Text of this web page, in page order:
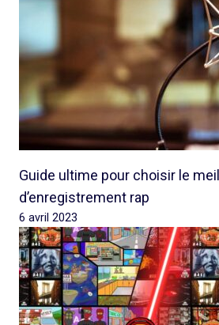
Guide ultime pour choisir le
d’enregistrement rap
6 avril 2023